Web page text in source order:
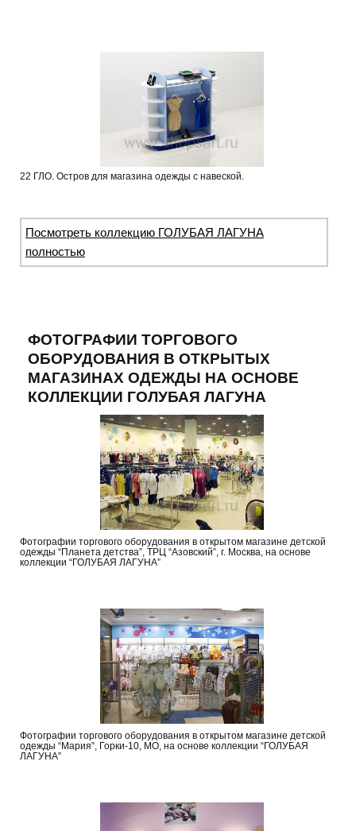
22 ГЛО. Остров для магазина одежды с навеской.
Посмотреть коллекцию ГОЛУБАЯ ЛАГУНА
полностью
ФОТОГРАФИИ ТОРГОВОГО
ОБОРУДОВАНИЯ В ОТКРЫТЫХ
МАГАЗИНАХ ОДЕЖДЫ НА ОСНОВЕ
КОЛЛЕКЦИИ ГОЛУБАЯ ЛАГУНА
Фотографии торгового оборудования в открытом магазине детской
одежды “Планета детства”, ТРЦ “Азовский”, г. Москва, на основе
коллекции “ГОЛУБАЯ ЛАГУНА”
Фотографии торгового оборудования в открытом магазине детской
одежды “Мария”, Горки-10, МО, на основе коллекции “ГОЛУБАЯ
ЛАГУНА”